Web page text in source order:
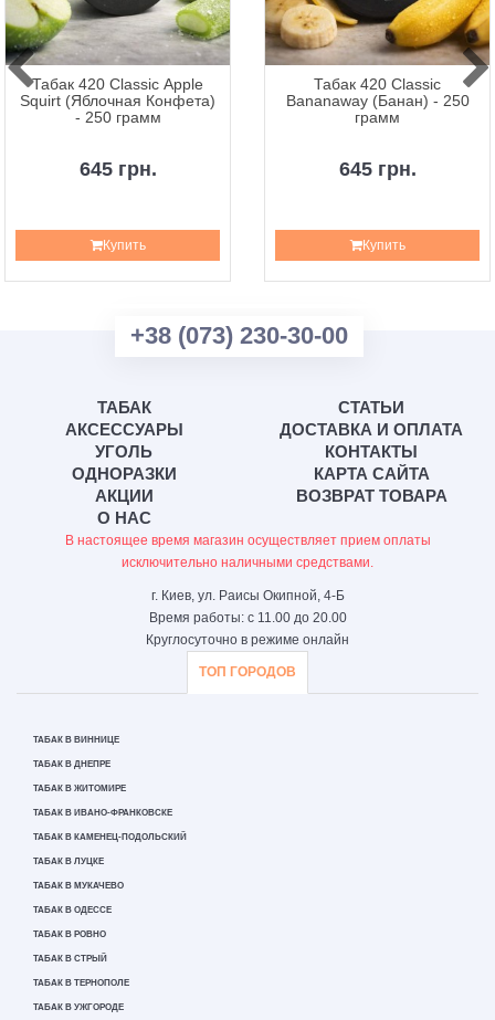
Табак 420 Classic Apple
Squirt (Яблочная Конфета)
- 250 грамм
645 грн.
Купить
Табак 420 Classic
Bananaway (Банан) - 250
грамм
645 грн.
Купить
+38 (073) 230-30-00
ТАБАК
АКСЕССУАРЫ
УГОЛЬ
ОДНОРАЗКИ
АКЦИИ
О НАС
СТАТЬИ
ДОСТАВКА И ОПЛАТА
КОНТАКТЫ
КАРТА САЙТА
ВОЗВРАТ ТОВАРА
В настоящее время магазин осуществляет прием оплаты
исключительно наличными средствами.
г. Киев, ул. Раисы Окипной, 4-Б
Время работы: с 11.00 до 20.00
Круглосуточно в режиме онлайн
ТОП ГОРОДОВ
ТАБАК В ВИННИЦЕ
ТАБАК В ДНЕПРЕ
ТАБАК В ЖИТОМИРЕ
ТАБАК В ИВАНО-ФРАНКОВСКЕ
ТАБАК В КАМЕНЕЦ-ПОДОЛЬСКИЙ
ТАБАК В ЛУЦКЕ
ТАБАК В МУКАЧЕВО
ТАБАК В ОДЕССЕ
ТАБАК В РОВНО
ТАБАК В СТРЫЙ
ТАБАК В ТЕРНОПОЛЕ
ТАБАК В УЖГОРОДЕ